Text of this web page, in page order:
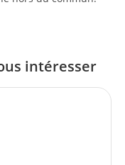
intéresser